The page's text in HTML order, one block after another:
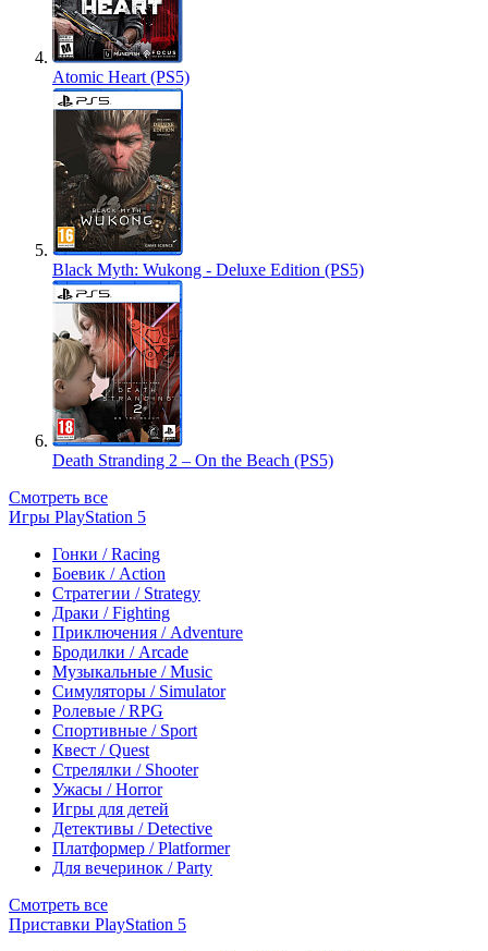
Atomic Heart (PS5)
Black Myth: Wukong - Deluxe Edition (PS5)
Death Stranding 2 – On the Beach (PS5)
Смотреть все
Игры PlayStation 5
Гонки / Racing
Боевик / Action
Стратегии / Strategy
Драки / Fighting
Приключения / Adventure
Бродилки / Arcade
Музыкальные / Music
Симуляторы / Simulator
Ролевые / RPG
Спортивные / Sport
Квест / Quest
Стрелялки / Shooter
Ужасы / Horror
Игры для детей
Детективы / Detective
Платформер / Platformer
Для вечеринок / Party
Смотреть все
Приставки PlayStation 5